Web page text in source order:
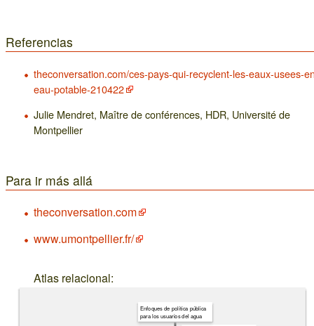
Referencias
theconversation.com/ces-pays-qui-recyclent-les-eaux-usees-
eau-potable-210422
Julie Mendret, Maître de conférences, HDR, Université de
Montpellier
Para ir más allá
theconversation.com
www.umontpellier.fr/
Atlas relacional:
Enfoques de política pública
para los usuarios del agua